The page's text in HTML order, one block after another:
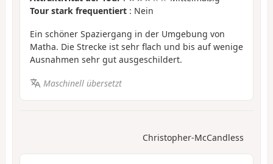
Tour stark frequentiert : Nein
Ein schöner Spaziergang in der Umgebung von
Matha. Die Strecke ist sehr flach und bis auf wenige
Ausnahmen sehr gut ausgeschildert.
Maschinell übersetzt
Christopher-McCandless